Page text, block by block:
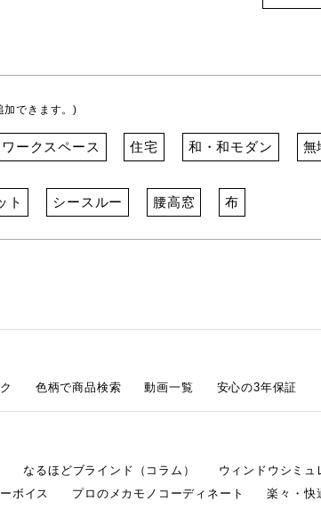
加できます。)
ークスペース 住宅 和・和モダン 無
ト シースルー 腰高窓 布
色柄で商品検索 動画一覧 安心の3年保証
なるほどブラインド（コラム） ウィンドウシミュ
ボイス プロのメカモノコーディネート 楽々・快